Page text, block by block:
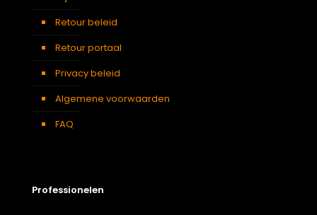
Retour beleid
Retour portaal
Privacy beleid
Algemene voorwaarden
FAQ
Professionelen